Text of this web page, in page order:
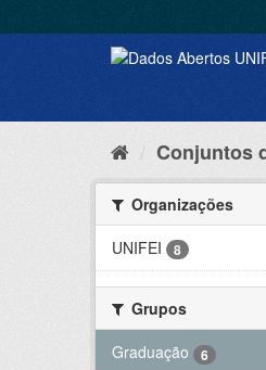
Conjuntos
Organizações
UNIFEI
8
Grupos
Graduação
6